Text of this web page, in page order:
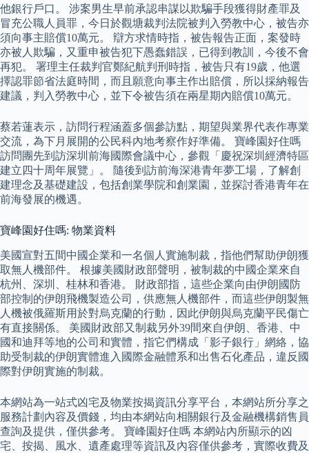
他銀行戶口。 涉案男生早前承認串謀以欺騙手段獲得財產罪及
冒充公職人員罪，今日於觀塘裁判法院被判入勞教中心，被告亦
須向事主賠償10萬元。 辯方求情時指，被告報告正面，案發時
亦被人欺騙，又重申被告犯下愚蠢錯誤，已得到教訓，今後不會
再犯。 署理主任裁判官鄭紀航判刑時指，被告只有19歲，他選
擇認罪節省法庭時間，而且願意向事主作出賠償，所以採納報告
建議，判入勞教中心，並下令被告須在兩星期內賠償10萬元。
蔡若蓮表示，訪問行程涵蓋多個參訪點，期望與業界代表作專業
交流，為下月展開的公民科內地考察作好準備。 寶峰園好住嗎
訪問團先到訪深圳前海國際會議中心，參觀「慶祝深圳經濟特區
建立四十周年展覽」。 隨後到訪前海深港青年夢工場，了解創
建理念及基礎建設，包括創業學院和創業園，並探討香港青年在
前海發展的機遇。
寶峰園好住嗎: 物業資料
美國宣對五間中國企業和一名個人實施制裁，指他們幫助伊朗獲
取無人機部件。 根據美國財政部聲明，被制裁的中國企業來自
杭州、深圳、桂林和香港。 財政部指，這些企業向由伊朗國防
部控制的伊朗飛機製造公司，供應無人機部件，而這些伊朗製無
人機被俄羅斯用於對烏克蘭的行動，因此伊朗與烏克蘭平民傷亡
有直接關係。 美國財政部又制裁另外39間來自伊朗、香港、中
國和迪拜等地的公司和實體，指它們構成「影子銀行」網絡，協
助受制裁的伊朗實體進入國際金融體系和出售石化產品，違反國
際對伊朗實施的制裁。
本網站為一站式凶宅及物業按揭資訊分享平台，本網站所分享之
服務計劃內容及價錢，均由本網站向相關銀行及金融機構銷售員
查詢及提供，僅供參考。 寶峰園好住嗎 本網站內所顯示的凶
宅、按揭、風水、遺產處理等資訊及內容僅供參考，實際收費及